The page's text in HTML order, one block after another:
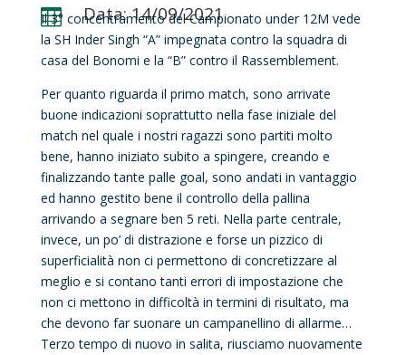
 Data: 14/09/2021
Il 3° concentramento del Campionato under 12M vede
la SH Inder Singh “A” impegnata contro la squadra di
casa del Bonomi e la “B” contro il Rassemblement.
Per quanto riguarda il primo match, sono arrivate
buone indicazioni soprattutto nella fase iniziale del
match nel quale i nostri ragazzi sono partiti molto
bene, hanno iniziato subito a spingere, creando e
finalizzando tante palle goal, sono andati in vantaggio
ed hanno gestito bene il controllo della pallina
arrivando a segnare ben 5 reti. Nella parte centrale,
invece, un po’ di distrazione e forse un pizzico di
superficialità non ci permettono di concretizzare al
meglio e si contano tanti errori di impostazione che
non ci mettono in difficoltà in termini di risultato, ma
che devono far suonare un campanellino di allarme…
Terzo tempo di nuovo in salita, riusciamo nuovamente